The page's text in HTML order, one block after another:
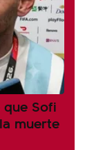
que Sofi
muerte